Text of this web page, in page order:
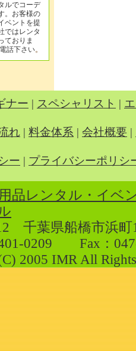
ルでコーデ
。お客様の
ベントを提
ではレンタ
ておりま
話下さい。
ナー | スペシャリスト |
れ | 料金体系 | 会社概要 |
ー | プライバシーポリシ
品レンタル・イ
千葉県船橋市浜町
0209 Fax：
2005 IMR All